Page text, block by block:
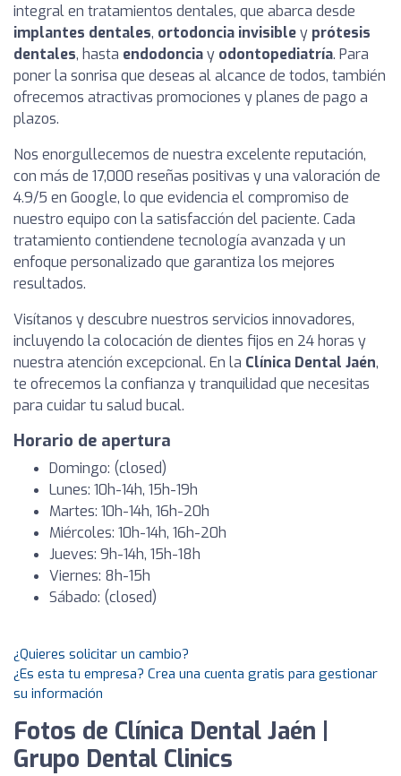
integral en tratamientos dentales, que abarca desde
implantes dentales, ortodoncia invisibley prótesis
dentales, hasta endodonciay odontopediatría. Para
poner la sonrisa que deseas al alcance de todos, también
ofrecemos atractivas promociones y planes de pago a
plazos.
Nos enorgullecemos de nuestra excelente reputación,
con más de 17,000 reseñas positivas y una valoración de
4.9/5 en Google, lo que evidencia el compromiso de
nuestro equipo con la satisfacción del paciente. Cada
tratamiento contiendene tecnología avanzada y un
enfoque personalizado que garantiza los mejores
resultados.
Visítanos y descubre nuestros servicios innovadores,
incluyendo la colocación de dientes fijos en 24 horas y
nuestra atención excepcional. En la Clínica Dental Jaén,
te ofrecemos la confianza y tranquilidad que necesitas
para cuidar tu salud bucal.
Horario de apertura
Domingo: (closed)
Lunes: 10h-14h, 15h-19h
Martes: 10h-14h, 16h-20h
Miércoles: 10h-14h, 16h-20h
Jueves: 9h-14h, 15h-18h
Viernes: 8h-15h
Sábado: (closed)
¿Quieres solicitar un cambio?
¿Es esta tu empresa? Crea una cuenta gratis para gestionar
su información
Fotos de Clínica Dental Jaén |
Grupo Dental Clinics